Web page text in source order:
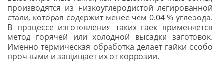
производятся из низкоуглеродистой легированной
стали, которая содержит менее чем 0.04 % углерода.
В процессе изготовления таких гаек применяется
метод горячей или холодной высадки заготовок.
Именно термическая обработка делает гайки особо
прочными и защищает их от коррозии.